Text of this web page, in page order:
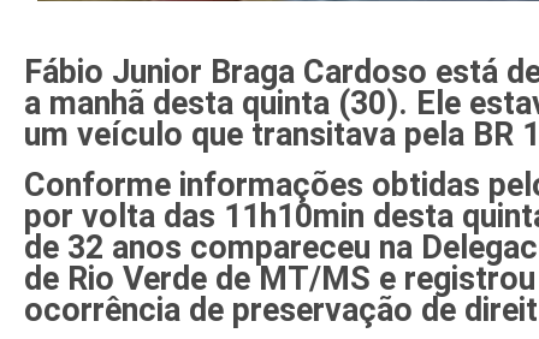
Fábio Junior Braga Cardoso está
a manhã desta quinta (30). Ele
um veículo que transitava pela BR
Conforme informações obtidas
por volta das 11h10min desta
de 32 anos compareceu na
de Rio Verde de MT/MS e
ocorrência de preservação de